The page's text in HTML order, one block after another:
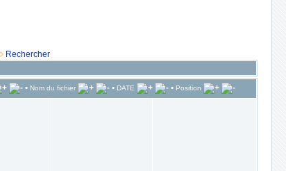
Rechercher
• Nom du fichier • DATE • Position